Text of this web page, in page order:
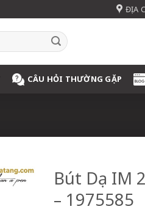
ĐỊA
CÂU HỎI THƯỜNG GẶP
Bút Dạ IM
– 1975585